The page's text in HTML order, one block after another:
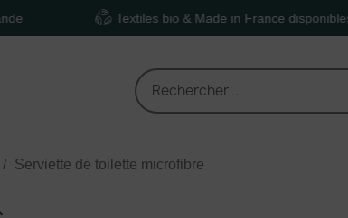
Textiles bio & Made in France disponibles
Serviette de toilette microfibre